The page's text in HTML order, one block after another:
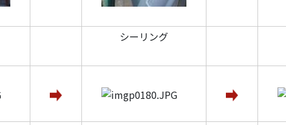
シーリング